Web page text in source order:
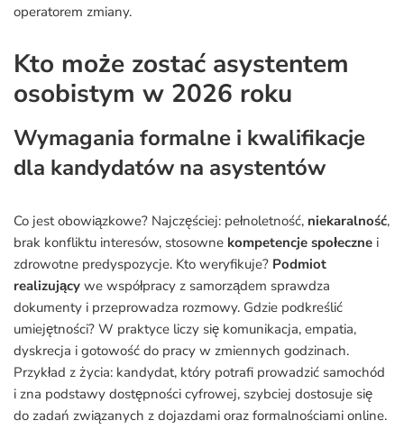
operatorem zmiany.
Kto może zostać asystentem
osobistym w 2026 roku
Wymagania formalne i kwalifikacje
dla kandydatów na asystentów
Co jest obowiązkowe? Najczęściej: pełnoletność, niekaralność,
brak konfliktu interesów, stosowne kompetencje społeczne i
zdrowotne predyspozycje. Kto weryfikuje? Podmiot
realizujący we współpracy z samorządem sprawdza
dokumenty i przeprowadza rozmowy. Gdzie podkreślić
umiejętności? W praktyce liczy się komunikacja, empatia,
dyskrecja i gotowość do pracy w zmiennych godzinach.
Przykład z życia: kandydat, który potrafi prowadzić samochód
i zna podstawy dostępności cyfrowej, szybciej dostosuje się
do zadań związanych z dojazdami oraz formalnościami online.